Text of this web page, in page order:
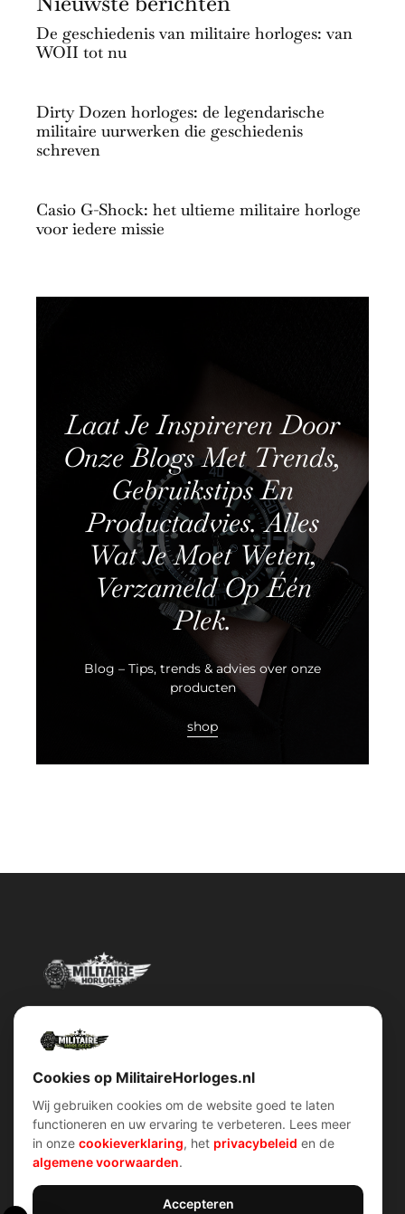
De geschiedenis van militaire horloges: van
WOII tot nu
Dirty Dozen horloges: de legendarische
militaire uurwerken die geschiedenis
schreven
Casio G-Shock: het ultieme militaire horloge
voor iedere missie
Laat Je Inspireren Door
Onze Blogs Met Trends,
Gebruikstips En
Productadvies. Alles
Wat Je Moet Weten,
Verzameld Op Één
Plek.
Blog – Tips, trends & advies over onze
producten
shop
Militairehorloges.nl is de exclusieve importeur en distributeur van
Snel menu
Home
Over ons
Account
klantenservice
Cookiebeleid
Cookies op MilitaireHorloges.nl
Wij gebruiken cookies om de website goed te laten
functioneren en uw ervaring te verbeteren. Lees meer
in onze cookieverklaring, het privacybeleid en de
algemene voorwaarden.
Accepteren